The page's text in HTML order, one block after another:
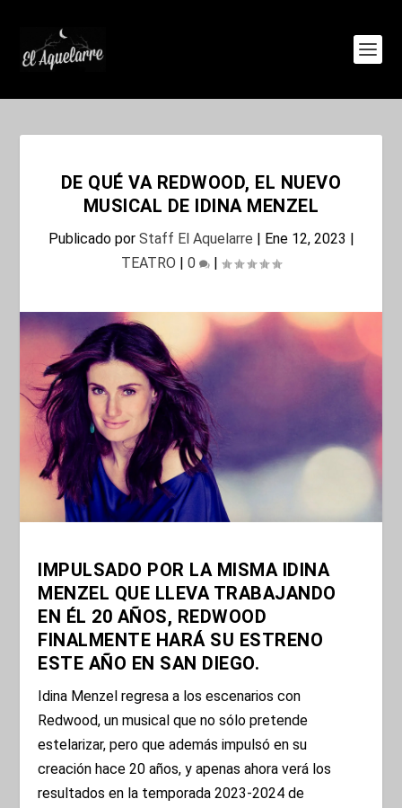
DE QUÉ VA REDWOOD, EL NUEVO
MUSICAL DE IDINA MENZEL
Publicado por Staff El Aquelarre | Ene 12, 2023 |
TEATRO | 0 |
IMPULSADO POR LA MISMA IDINA
MENZEL QUE LLEVA TRABAJANDO
EN ÉL 20 AÑOS, REDWOOD
FINALMENTE HARÁ SU ESTRENO
ESTE AÑO EN SAN DIEGO.
Idina Menzel regresa a los escenarios con
Redwood, un musical que no sólo pretende
estelarizar, pero que además impulsó en su
creación hace 20 años, y apenas ahora verá los
resultados en la temporada 2023-2024 de